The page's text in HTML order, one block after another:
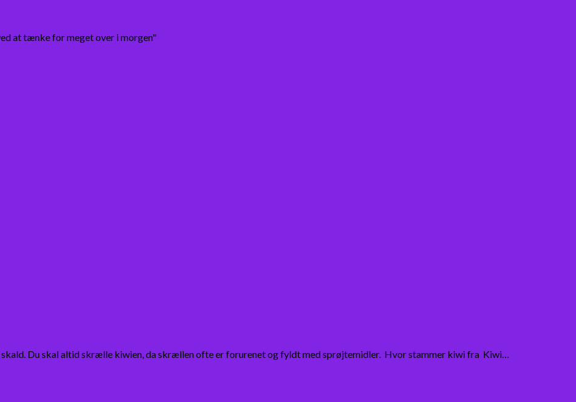
at tænke for meget over i morgen"
Du skal altid skrælle kiwien, da skrællen ofte er forurenet og fyldt med sprøjtemidler. Hvor stammer kiwi fra Kiwi…